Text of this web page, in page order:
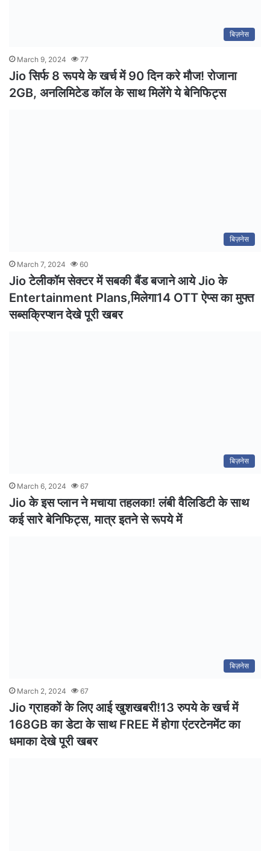
बिज़नेस
March 9, 2024 77
Jio सिर्फ 8 रूपये के खर्च में 90 दिन करे मौज! रोजाना
2GB, अनलिमिटेड कॉल के साथ मिलेंगे ये बेनिफिट्स
बिज़नेस
March 7, 2024 60
Jio टेलीकॉम सेक्टर में सबकी बैंड बजाने आये Jio के
Entertainment Plans,मिलेगा14 OTT ऐप्स का मुफ्त
सब्सक्रिप्शन देखे पूरी खबर
बिज़नेस
March 6, 2024 67
Jio के इस प्लान ने मचाया तहलका! लंबी वैलिडिटी के साथ
कई सारे बेनिफिट्स, मात्र इतने से रूपये में
बिज़नेस
March 2, 2024 67
Jio ग्राहकों के लिए आई खुशखबरी!13 रुपये के खर्च में
168GB का डेटा के साथ FREE में होगा एंटरटेनमेंट का
धमाका देखे पूरी खबर